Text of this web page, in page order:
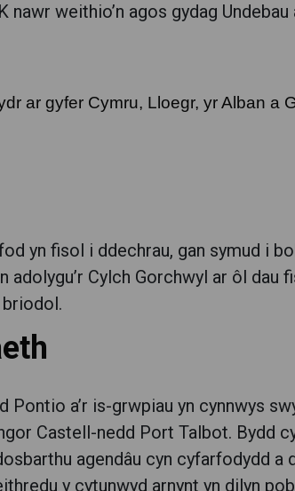
nawr weithio’n agos gydag
ar gyfer Cymru, Lloegr, yr Alban a
yn fisol i ddechrau, gan symud i
adolygu’r Cylch Gorchwyl ar ôl dau
briodol.
Pontio a’r is-grwpiau yn cynnwys
Castell-nedd Port Talbot. Bydd
agendâu cyn cyfarfodydd a
y cytunwyd arnynt yn dilyn